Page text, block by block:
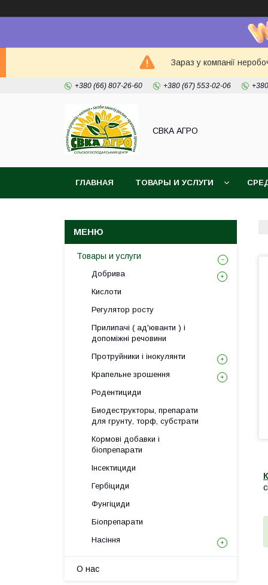
Зараз у компанії
+380 (66) 807-26-60 +380 (67) 553-02-06
СВКА АГРО
ГЛАВНАЯ ТОВАРЫ И УСЛУГИ
Товары и услуги
Добрива
Кислоти
Регулятор росту
Прилипачі ( ад'юванти ) і
допоміжні речовини
Протруйники і інокулянти
Крапельне зрошення
Родентициди
Биодеструкторы, препарати
для грунту, торф, субстрати
Кормові добавки і
біопрепарати
Інсектициди
Гербіциди
Фунгіциди
Біопрепарати
Насіння
О нас